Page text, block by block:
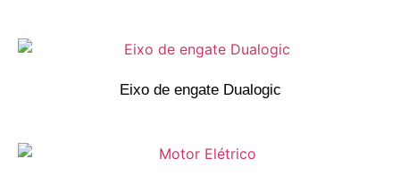
Eixo de engate Dualogic